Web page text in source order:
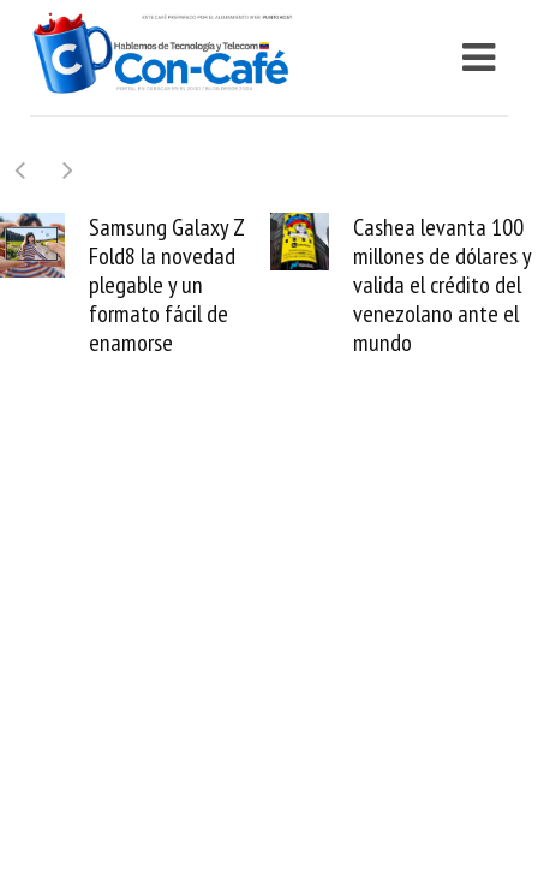
Samsung Galaxy Z
Fold8 la novedad
plegable y un
formato fácil de
enamorse
Cashea levanta 100
millones de dólares y
valida el crédito del
venezolano ante el
mundo